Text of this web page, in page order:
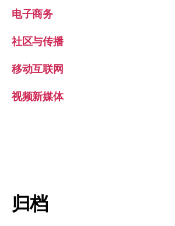
电子商务
社区与传播
移动互联网
视频新媒体
归档